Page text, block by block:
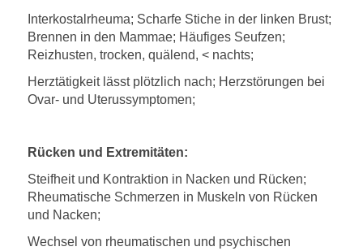
Interkostalrheuma; Scharfe Stiche in der linken Brust;
Brennen in den Mammae; Häufiges Seufzen;
Reizhusten, trocken, quälend, < nachts;
Herztätigkeit lässt plötzlich nach; Herzstörungen bei
Ovar- und Uterussymptomen;
Rücken und Extremitäten:
Steifheit und Kontraktion in Nacken und Rücken;
Rheumatische Schmerzen in Muskeln von Rücken
und Nacken;
Wechsel von rheumatischen und psychischen